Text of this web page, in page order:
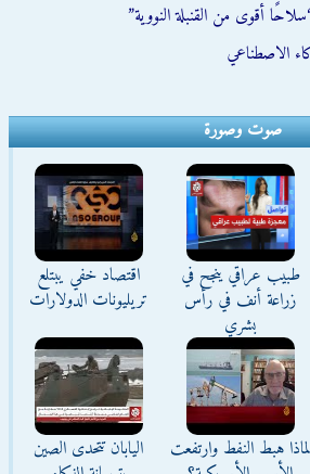
أقوى من القنبلة النووية”
الاصطناعي
صوت وصورة
طبيب عراقي ينجح في
زراعة أنف في رأس
بشري
اقتصاد خفي يبتلع
تريليونات الدولارات
لماذا هبط النفط وارتفعت
اليابان تتحدى الصين